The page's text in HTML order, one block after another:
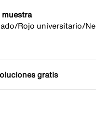
Rojo universitario/
gratis